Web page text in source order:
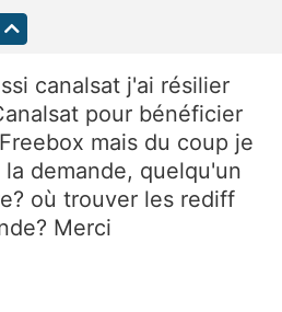
canalsat j'ai résilier
pour bénéficier
mais du coup je
demande, quelqu'un
où trouver les rediff
Merci